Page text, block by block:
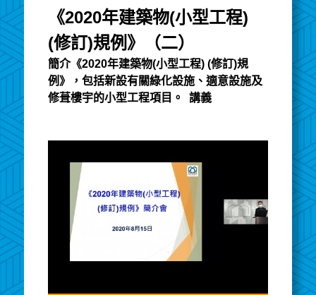
《2020年建築物(小型工程)
(修訂)規例》（二）
簡介《2020年建築物(小型工程) (修訂)規
例》，包括新設有關綠化設施、適意設施及
修葺樓宇的小型工程項目。 講義